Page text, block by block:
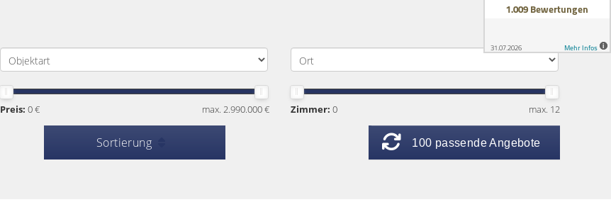
Preis: 0 € max. 2.990.000 € Zimmer: 0 max. 12
Sortierung 100 passende Angebote